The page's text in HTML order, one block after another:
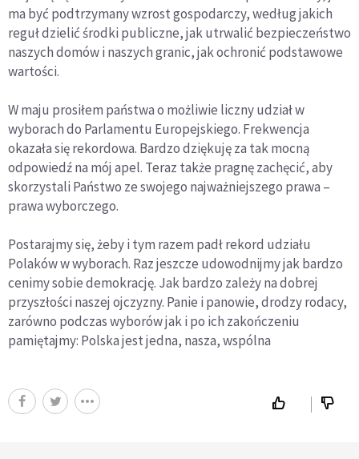
ma być podtrzymany wzrost gospodarczy, według jakich
reguł dzielić środki publiczne, jak utrwalić bezpieczeństwo
naszych domów i naszych granic, jak ochronić podstawowe
wartości.
W maju prosiłem państwa o możliwie liczny udział w
wyborach do Parlamentu Europejskiego. Frekwencja
okazała się rekordowa. Bardzo dziękuję za tak mocną
odpowiedź na mój apel. Teraz także pragnę zachęcić, aby
skorzystali Państwo ze swojego najważniejszego prawa –
prawa wyborczego.
Postarajmy się, żeby i tym razem padł rekord udziału
Polaków w wyborach. Raz jeszcze udowodnijmy jak bardzo
cenimy sobie demokrację. Jak bardzo zależy na dobrej
przyszłości naszej ojczyzny. Panie i panowie, drodzy rodacy,
zarówno podczas wyborów jak i po ich zakończeniu
pamiętajmy: Polska jest jedna, nasza, wspólna